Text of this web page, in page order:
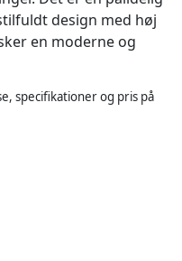
design med høj
en moderne og
specifikationer og pris på